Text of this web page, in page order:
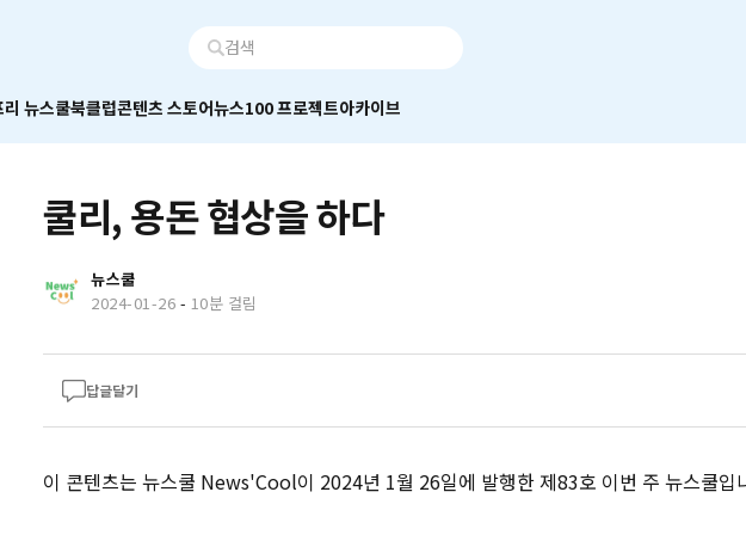
리 뉴스쿨북클럽콘텐츠 스토어뉴스100 프로젝트아카이브
쿨리, 용돈 협상을 하다
뉴스쿨
2024-01-26 - 10분 걸림
답글달기
이 콘텐츠는 뉴스쿨 News'Cool이 2024년 1월 26일에 발행한 제83호 이번 주 뉴스쿨입